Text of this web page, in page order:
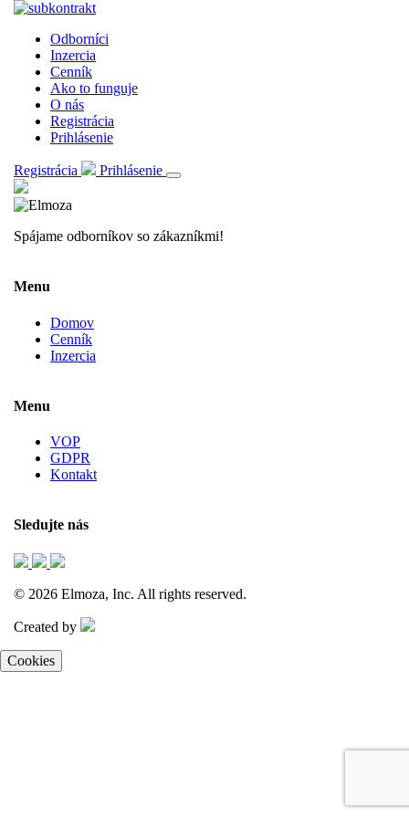
Odborníci
Inzercia
Cenník
Ako to funguje
O nás
Registrácia
Prihlásenie
Registrácia Prihlásenie
Spájame odborníkov so zákazníkmi!
Menu
Domov
Cenník
Inzercia
Menu
VOP
GDPR
Kontakt
Sledujte nás
© 2026 Elmoza, Inc. All rights reserved.
Created by
Cookies